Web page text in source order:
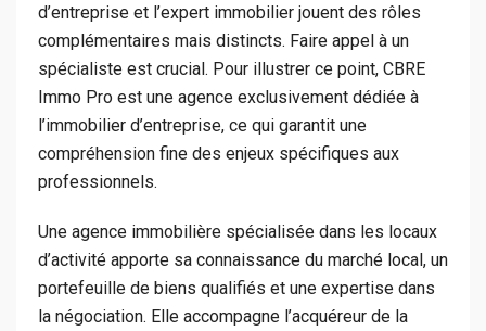
d’entreprise et l’expert immobilier jouent des rôles
complémentaires mais distincts. Faire appel à un
spécialiste est crucial. Pour illustrer ce point, CBRE
Immo Pro est une agence exclusivement dédiée à
l’immobilier d’entreprise, ce qui garantit une
compréhension fine des enjeux spécifiques aux
professionnels.
Une agence immobilière spécialisée dans les locaux
d’activité apporte sa connaissance du marché local, un
portefeuille de biens qualifiés et une expertise dans
la négociation. Elle accompagne l’acquéreur de la